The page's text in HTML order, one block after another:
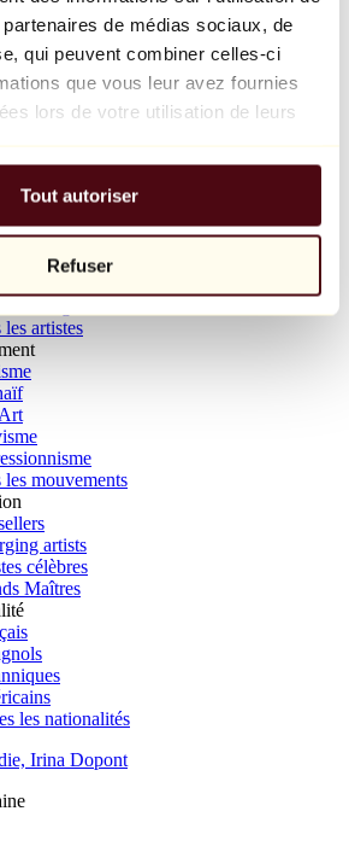
de médias sociaux, de
qui peuvent combiner celles-ci
que vous leur avez fournies
lors de votre utilisation de leurs
Tout autoriser
Refuser
les sculpteurs
les photographes
les artistes
les mouvements
artists
célèbres
Maîtres
les nationalités